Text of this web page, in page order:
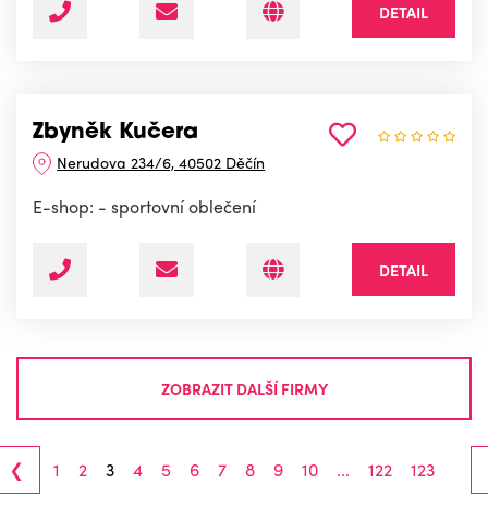
DETAIL
Zbyněk Kučera
Nerudova 234/6, 40502 Děčín
E-shop: - sportovní oblečení
DETAIL
ZOBRAZIT DALŠÍ FIRMY
‹ 1 2 3 4 5 6 7 8 9 10 ... 122 123